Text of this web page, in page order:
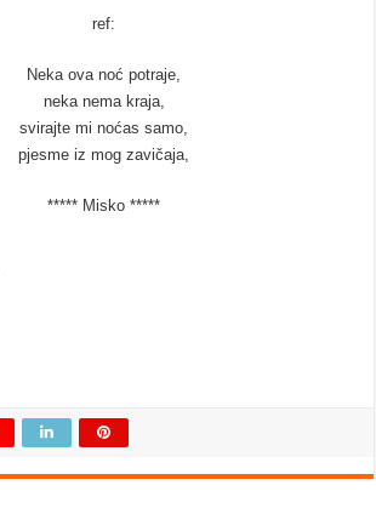
ref:
Neka ova noć potraje,
neka nema kraja,
svirajte mi noćas samo,
pjesme iz mog zavičaja,
***** Misko *****